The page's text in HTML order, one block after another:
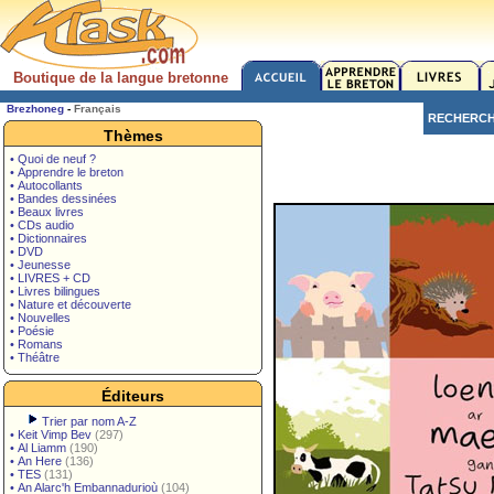
Boutique de la langue bretonne
Brezhoneg - Français
Thèmes
• Quoi de neuf ?
• Apprendre le breton
• Autocollants
• Bandes dessinées
• Beaux livres
• CDs audio
• Dictionnaires
• DVD
• Jeunesse
• LIVRES + CD
• Livres bilingues
• Nature et découverte
• Nouvelles
• Poésie
• Romans
• Théâtre
Éditeurs
Trier par nom A-Z
• Keit Vimp Bev (297)
• Al Liamm (190)
• An Here (136)
• TES (131)
• An Alarc'h Embannadurioù (104)